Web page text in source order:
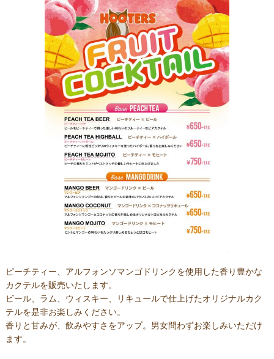
ピーチティー、アルフォンソマンゴドリンクを使用した香り豊かな
カクテルを販売いたします。
ビール、ラム、ウィスキー、リキュールで仕上げたオリジナルカク
テルを是非お楽しみください。
香りと甘みが、飲みやすさをアップ。男女問わずお楽しみいただけ
ます。